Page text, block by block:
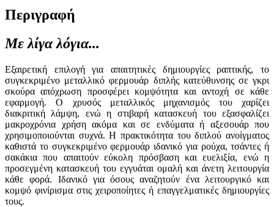
Περιγραφή
Με λίγα λόγια...
Εξαιρετική επιλογή για απαιτητικές δημιουργίες ραπτικής, το
συγκεκριμένο μεταλλικό φερμουάρ διπλής κατεύθυνσης σε γκρι
σκούρα απόχρωση προσφέρει κομψότητα και αντοχή σε κάθε
εφαρμογή. Ο χρυσός μεταλλικός μηχανισμός του χαρίζει
διακριτική λάμψη, ενώ η στιβαρή κατασκευή του εξασφαλίζει
μακροχρόνια χρήση ακόμα και σε ενδύματα ή αξεσουάρ που
χρησιμοποιούνται συχνά. Η πρακτικότητα του διπλού ανοίγματος
καθιστά το συγκεκριμένο φερμουάρ ιδανικό για ρούχα, τσάντες ή
σακάκια που απαιτούν εύκολη πρόσβαση και ευελιξία, ενώ η
προσεγμένη κατασκευή του εγγυάται ομαλή και άνετη λειτουργία
κάθε φορά. Ιδανικό για όσους αναζητούν ένα λειτουργικό και
κομψό φινίρισμα στις χειροποίητες ή επαγγελματικές δημιουργίες
τους.